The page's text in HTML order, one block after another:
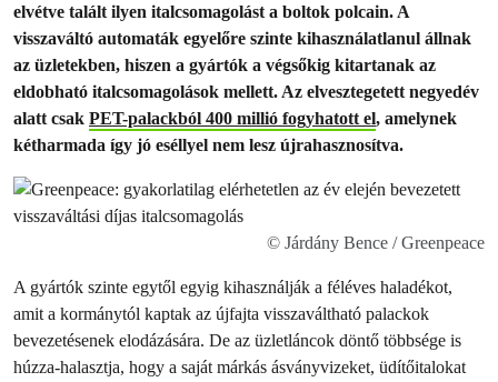
elvétve talált ilyen italcsomagolást a boltok polcain. A
visszaváltó automaták egyelőre szinte kihasználatlanul állnak
az üzletekben, hiszen a gyártók a végsőkig kitartanak az
eldobható italcsomagolások mellett. Az elvesztegetett negyedév
alatt csak PET-palackból 400 millió fogyhatott el, amelynek
kétharmada így jó eséllyel nem lesz újrahasznosítva.
© Járdány Bence / Greenpeace
A gyártók szinte egytől egyig kihasználják a féléves haladékot,
amit a kormánytól kaptak az újfajta visszaváltható palackok
bevezetésenek elodázására. De az üzletláncok döntő többsége is
húzza-halasztja, hogy a saját márkás ásványvizeket, üdítőitalokat